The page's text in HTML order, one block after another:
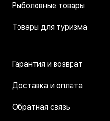
Рыболовные товары
Товары для туризма
Гарантия и возврат
Доставка и оплата
Обратная связь